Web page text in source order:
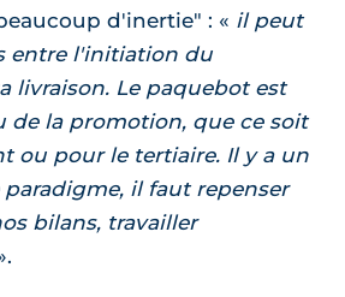
d'inertie" :
il peut
entre l'initiation du
livraison. Le paquebot est
de la promotion, que ce soit
ou pour le tertiaire. Il y a un
il faut repenser
bilans, travailler
.